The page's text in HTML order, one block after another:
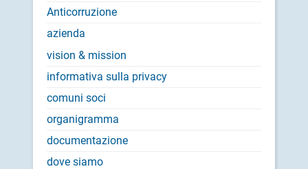
Anticorruzione
azienda
vision & mission
informativa sulla privacy
comuni soci
organigramma
documentazione
dove siamo